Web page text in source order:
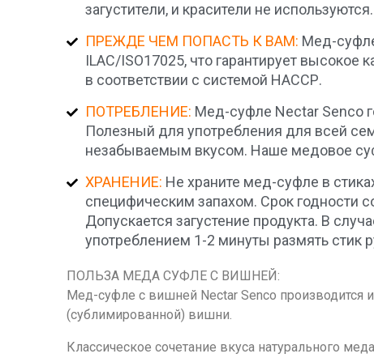
загустители, и красители не используются.
ПРЕЖДЕ ЧЕМ ПОПАСТЬ К ВАМ: Мед-
ILAC/ISO17025, что гарантирует
в соответствии с системой НАССР.
ПОТРЕБЛЕНИЕ: Мед-суфле Nectar Senco
Полезный для употребления для всей
незабываемым вкусом. Наше медовое
ХРАНЕНИЕ: Не храните мед-суфле в
специфическим запахом. Срок годности
Допускается загустение продукта. В
употреблением 1-2 минуты размять стик
ПОЛЬЗА МЕДА СУФЛЕ С ВИШНЕЙ:
Мед-суфле с вишней Nectar Senco производится
(сублимированной) вишни.
Классическое сочетание вкуса натурального